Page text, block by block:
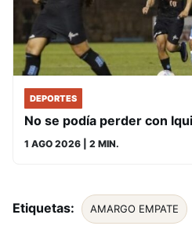
DEPORTES
No se podía perder con
1 AGO 2026 | 2 MIN.
Etiquetas: AMARGO EMPATE